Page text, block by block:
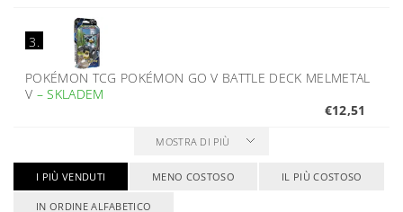
3.
POKÉMON TCG POKÉMON GO V BATTLE DECK MELMETAL
V –SKLADEM
€12,51
MOSTRA DI PIÙ
I PIÙ VENDUTI MENO COSTOSO IL PIÙ COSTOSO
IN ORDINE ALFABETICO